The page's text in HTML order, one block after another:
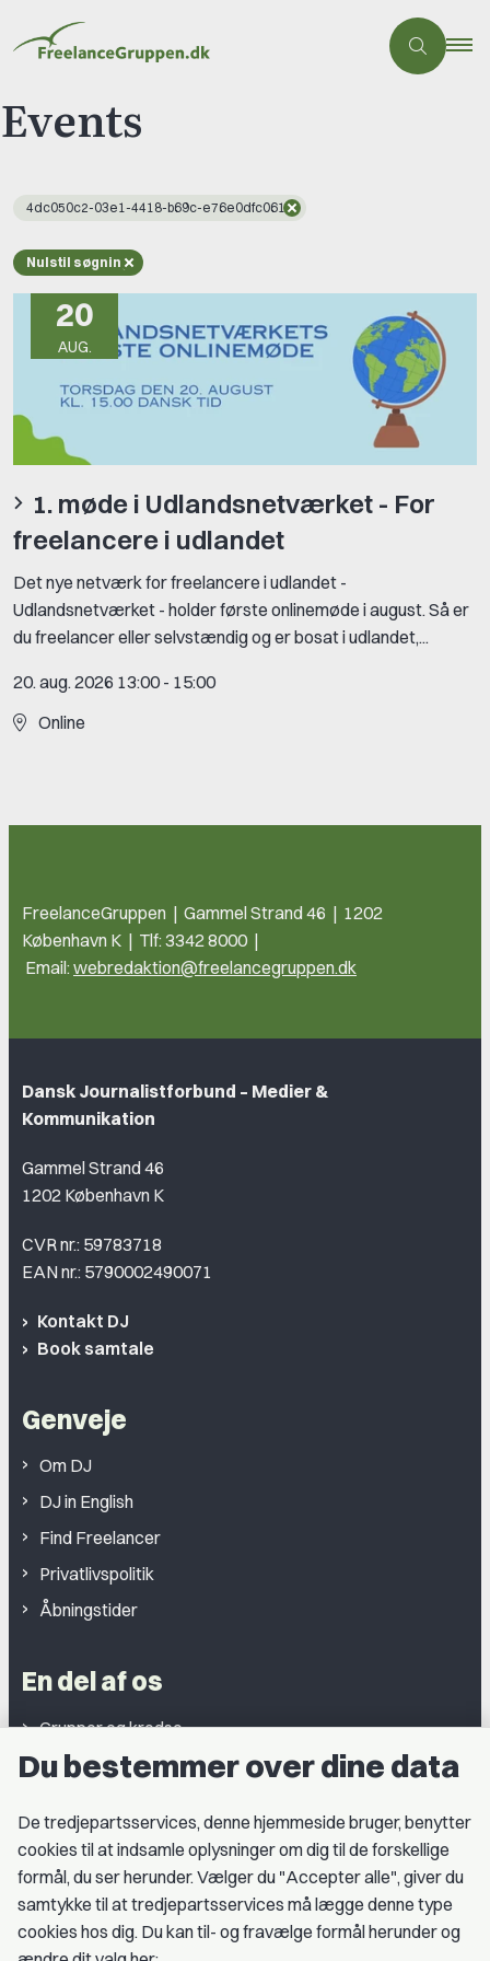
Events
4dc050c2-03e1-4418-b69c-e76e0dfc061c
Nulstil søgning
20
AUG.
1. møde i Udlandsnetværket - For
freelancere i udlandet
Det nye netværk for freelancere i udlandet -
Udlandsnetværket - holder første onlinemøde i august. Så er
du freelancer eller selvstændig og er bosat i udlandet,...
20. aug. 2026 13:00 - 15:00
Online
FreelanceGruppen | Gammel Strand 46 | 1202
København K | Tlf: 3342 8000 |
Email: webredaktion@freelancegruppen.dk
Dansk Journalistforbund – Medier &
Kommunikation
Gammel Strand 46
1202 København K
CVR nr.: 59783718
EAN nr.: 5790002490071
Kontakt DJ
Book samtale
Genveje
Om DJ
DJ in English
Find Freelancer
Privatlivspolitik
Åbningstider
En del af os
Grupper og kredse
Studentergrupper
Medlemskab
Fordele som medlem
Kontingent
Du bestemmer over dine data
De tredjepartsservices, denne hjemmeside bruger, benytter
cookies til at indsamle oplysninger om dig til de forskellige
formål, du ser herunder. Vælger du "Accepter alle", giver du
samtykke til at tredjepartsservices må lægge denne type
cookies hos dig. Du kan til- og fravælge formål herunder og